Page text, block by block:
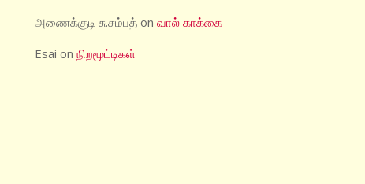
அணைக்குடி சு.சம்பத் onவால் காக்கை
Esai onநிறமூட்டிகள்